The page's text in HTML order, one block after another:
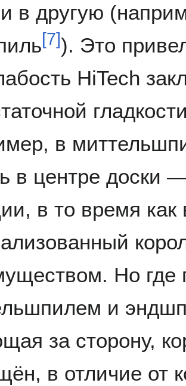
в другую
[7]). Это
HiTech
в
в центре доски
в то время
Но где
и
за сторону,
в отличие от